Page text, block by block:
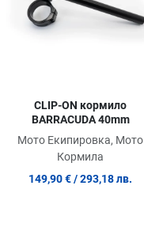
CLIP-ON кормило
BARRACUDA 40mm
Мото Екипировка, Мото
Кормила
149,90 € / 293,18 лв.